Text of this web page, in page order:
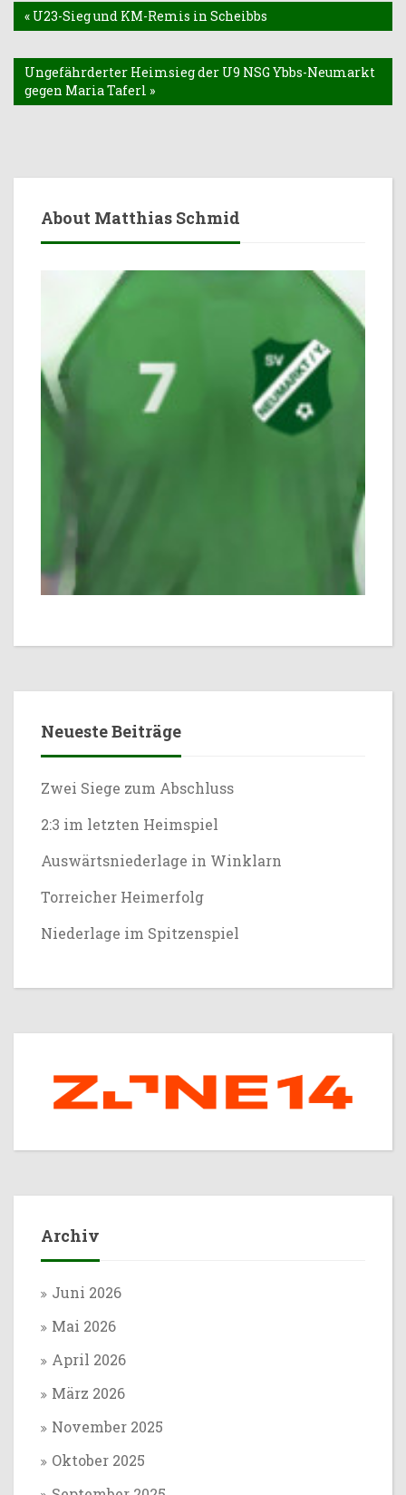
« U23-Sieg und KM-Remis in Scheibbs
Ungefährderter Heimsieg der U9 NSG Ybbs-Neumarkt
gegen Maria Taferl »
About Matthias Schmid
Neueste Beiträge
Zwei Siege zum Abschluss
2:3 im letzten Heimspiel
Auswärtsniederlage in Winklarn
Torreicher Heimerfolg
Niederlage im Spitzenspiel
Archiv
Juni 2026
Mai 2026
April 2026
März 2026
November 2025
Oktober 2025